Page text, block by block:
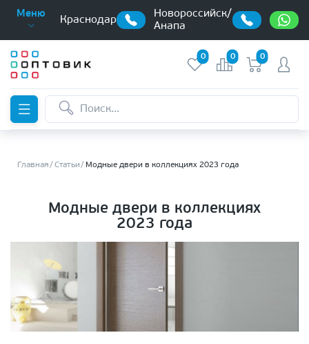
Меню
Краснодар
Новороссийск/
Анапа
0 0 0
Главная Статьи Модные двери в коллекциях 2023 года
Модные двери в коллекциях
2023 года